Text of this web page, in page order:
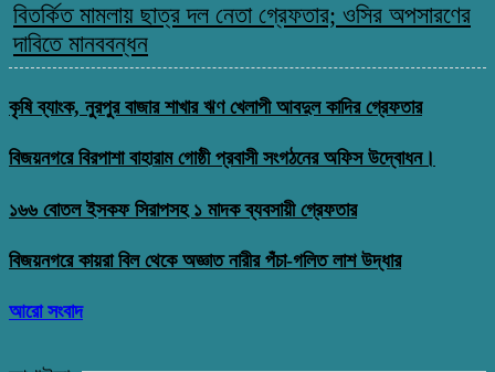
বিতর্কিত মামলায় ছাত্র দল নেতা গ্রেফতার; ওসির অপসারণের
দাবিতে মানববন্ধন
কৃষি ব্যাংক, নুরপুর বাজার শাখার ঋণ খেলাপী আবদুল কাদির গ্রেফতার
বিজয়নগরে বিরপাশা বাহারাম গোষ্ঠী প্রবাসী সংগঠনের অফিস উদ্বোধন।
১৬৬ বোতল ইসকফ সিরাপসহ ১ মাদক ব্যবসায়ী গ্রেফতার
বিজয়নগরে কায়রা বিল থেকে অজ্ঞাত নারীর পঁচা-গলিত লাশ উদ্ধার
আরো সংবাদ